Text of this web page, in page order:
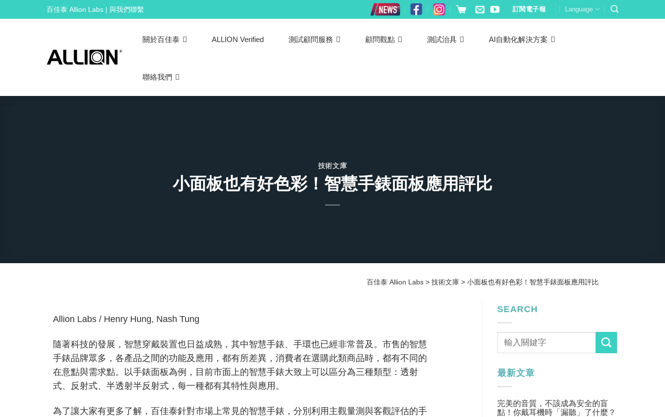
to
百佳泰 Allion Labs | 與我們聯繫 訂閱電子報 Language
關於百佳泰 ALLION Verified 測試顧問服務 顧問觀點 測試治具 AI自動化解決方案
聯絡我們
技術文庫
小面板也有好色彩！智慧手錶面板應用評比
百佳泰 Allion Labs> 技術文庫> 小面板也有好色彩！智慧手錶面板應用評比
Allion Labs / Henry Hung, Nash Tung
隨著科技的發展，智慧穿戴裝置也日益成熟，其中智慧手錶、手環也已經非常普及。市售的智慧
手錶品牌眾多，各產品之間的功能及應用，都有所差異，消費者在選購此類商品時，都有不同的
在意點與需求點。以手錶面板為例，目前市面上的智慧手錶大致上可以區分為三種類型：透射
式、反射式、半透射半反射式，每一種都有其特性與應用。
為了讓大家有更多了解，百佳泰針對市場上常見的智慧手錶，分別利用主觀量測與客觀評估的手
SEARCH
最新文章
完美的音質，不該成為安全的盲
點！你戴耳機時「漏聽」了什麼？